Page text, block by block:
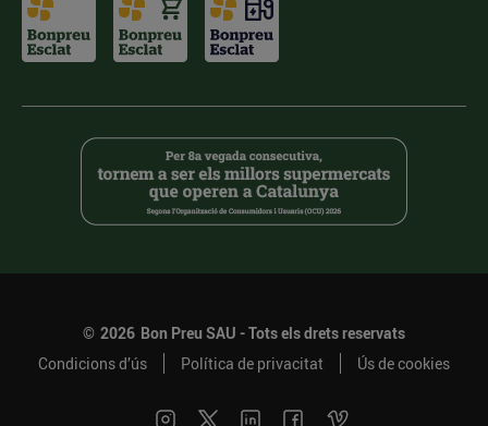
© 2026 Bon Preu SAU - Tots els drets reservats
Condicions d’ús
Política de privacitat Ús de cookies